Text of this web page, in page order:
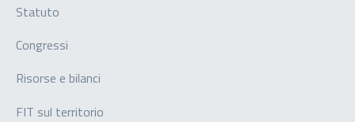
Statuto
Congressi
Risorse e bilanci
FIT sul territorio